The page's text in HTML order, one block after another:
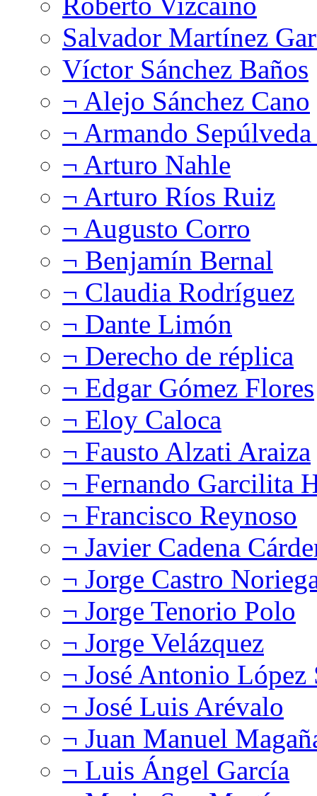
Salvador Martínez
Víctor Sánchez Baños
¬ Alejo Sánchez Cano
¬ Armando
¬ Arturo Nahle
¬ Arturo Ríos Ruiz
¬ Augusto Corro
¬ Benjamín Bernal
¬ Claudia Rodríguez
¬ Dante Limón
¬ Derecho de réplica
¬ Edgar Gómez Flores
¬ Eloy Caloca
¬ Fausto Alzati Araiza
¬ Fernando Garcilita
¬ Francisco Reynoso
¬ Javier Cadena
¬ Jorge Castro
¬ Jorge Tenorio Polo
¬ Jorge Velázquez
¬ José Antonio López
¬ José Luis Arévalo
¬ Juan Manuel
¬ Luis Ángel García